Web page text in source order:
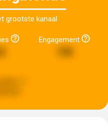
grootste kanaal
Engagement